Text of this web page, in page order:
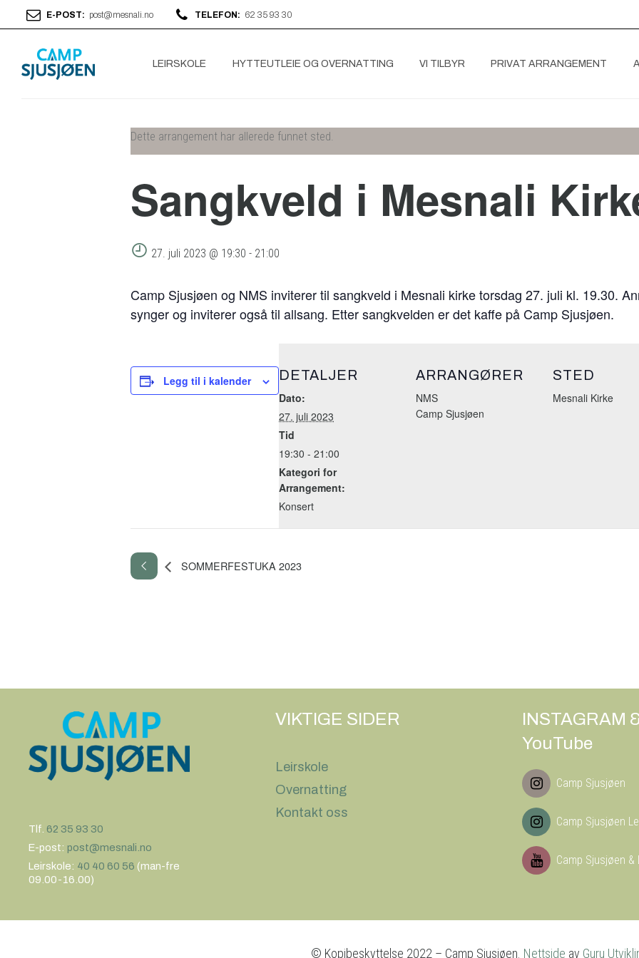
E-POST: post@mesnali.no TELEFON: 62 35 93 30
LEIRSKOLE HYTTEUTLEIE OG OVERNATTING VI TILBYR PRIVAT ARRANGEMENT
Dette arrangement har allerede funnet sted.
Sangkveld i Mesnali
27. juli 2023 @ 19:30 - 21:00
Camp Sjusjøen og NMS inviterer til sangkveld i Mesnali kirke torsdag 27. juli kl. 19.30.
synger og inviterer også til allsang. Etter sangkvelden er det kaffe på Camp Sjusjøen.
Legg til i kalender DETALJER
Dato:
27. juli 2023
Tid
19:30 - 21:00
Kategori for
Arrangement:
Konsert
ARRANGØRER
NMS
Camp Sjusjøen
STED
Mesnali Kirke
SOMMERFESTUKA 2023
Tlf. 62 35 93 30
E-post: post@mesnali.no
Leirskole: 40 40 60 56 (man-fre
09.00-16.00)
VIKTIGE SIDER
Leirskole
Overnatting
Kontakt oss
INSTAGRAM
YouTube
Camp Sjusjøen
Camp Sjusjøen
Camp Sjusjøen &
© Kopibeskyttelse 2022 – Camp Sjusjøen. Nettside av Guru